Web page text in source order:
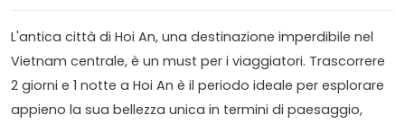
L'antica città di Hoi An, una destinazione imperdibile nel
Vietnam centrale, è un must per i viaggiatori. Trascorrere
2 giorni e 1 notte a Hoi An è il periodo ideale per esplorare
appieno la sua bellezza unica in termini di paesaggio,